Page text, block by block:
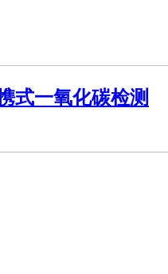
式一氧化碳检测